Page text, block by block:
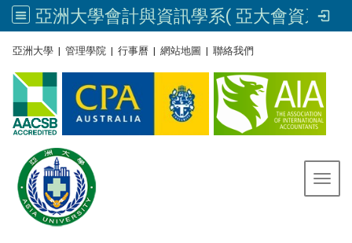
亞洲大學會計與資訊學系( 亞大會資系官網) | Asia University, Taiwan
亞洲大學 | 管理學院 | 行事曆 | 網站地圖 | 聯絡我們